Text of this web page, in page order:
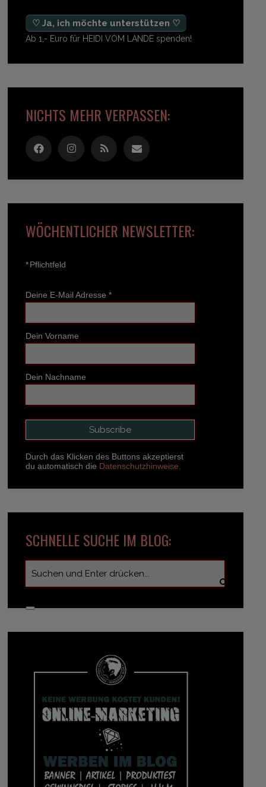
♡ Ja, ich möchte unterstützen ♡
Ab 1,- Euro für HEIDI VOM LANDE spenden!
NICHTS MEHR VERPASSEN:
WÖCHENTLICHER NEWSLETTER:
*Pflichtfeld
Deine E-Mail Adresse *
Dein Vorname
Dein Nachname
Durch das Klicken des Buttons akzeptierst
du automatisch die Datenschutzhinweise.
SCHNELLE SUCHE IM BLOG: